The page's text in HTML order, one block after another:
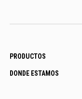
PRODUCTOS
DONDE ESTAMOS